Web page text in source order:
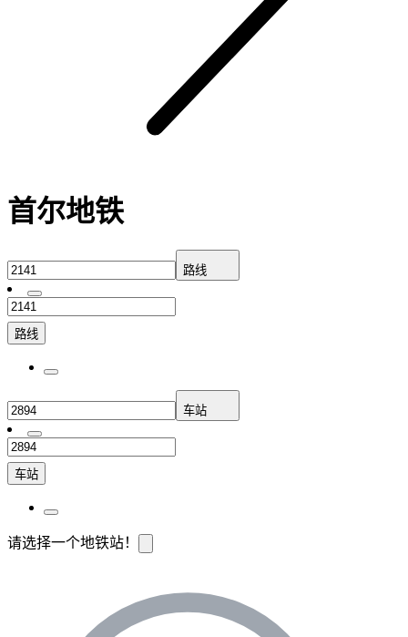
首尔地铁
路线
路线
车站
车站
请选择一个地铁站！